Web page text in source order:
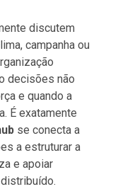
discutem
campanha ou
decisões não
e quando a
É exatamente
se conecta a
a estruturar a
e apoiar